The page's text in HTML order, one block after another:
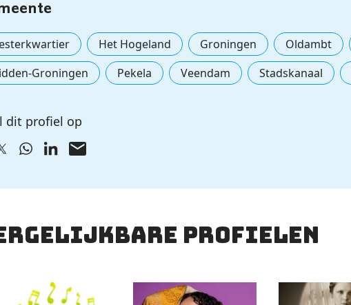
Het Hogeland Groningen Oldambt
Groningen
Pekela Veendam Stadskanaal
dit profiel op
profielen